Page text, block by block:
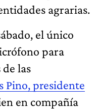
agrarias.
el único
para
las
Pino, presidente
en compañía